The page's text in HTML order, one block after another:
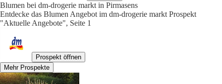
Blumen bei dm-drogerie markt in Pirmasens
Entdecke das Blumen Angebot im dm-drogerie markt Prospekt
"Aktuelle Angebote", Seite 1
Prospekt öffnen
Mehr Prospekte